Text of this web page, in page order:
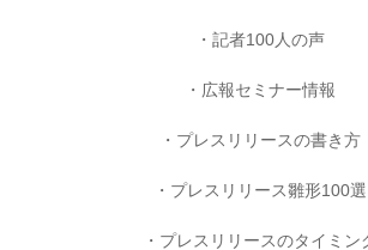
記者100人の声
広報セミナー情報
プレスリリースの書き方
プレスリリース雛形100選
プレスリリースのタイミン